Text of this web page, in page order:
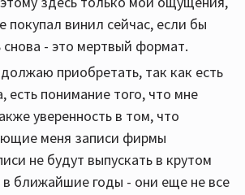
покупал винил сейчас, если бы
снова - это мертвый формат.
приобретать, так как есть
есть понимание того, что мне
уверенность в том, что
меня записи фирмы
не будут выпускать в крутом
в ближайшие годы - они еще не все